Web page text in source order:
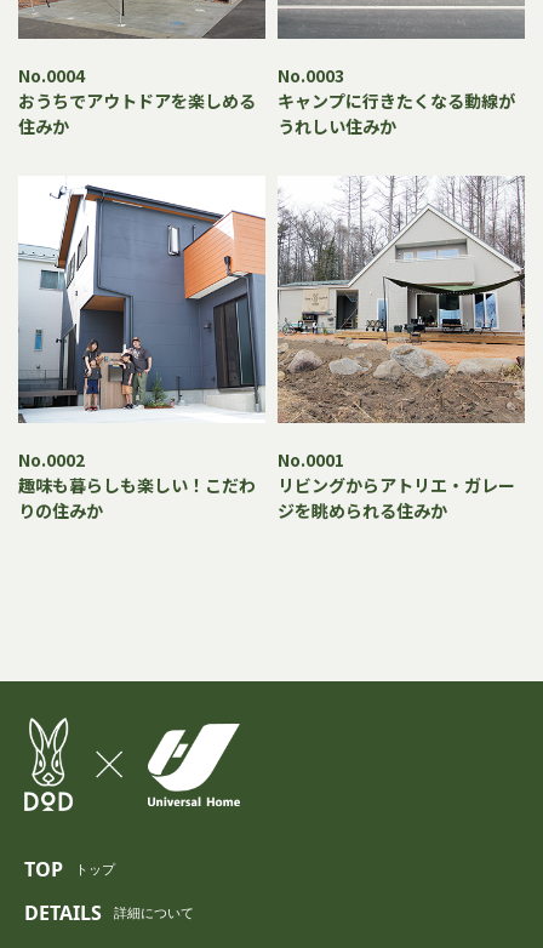
No.0004
おうちでアウトドアを楽しめる
住みか
No.0003
キャンプに行きたくなる動線が
うれしい住みか
No.0002
趣味も暮らしも楽しい！こだわ
りの住みか
No.0001
リビングからアトリエ・ガレー
ジを眺められる住みか
TOP トップ
DETAILS 詳細について